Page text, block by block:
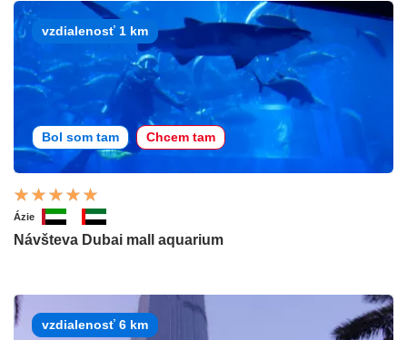
vzdialenosť 1 km
Bol som tam Chcem tam
Ázie
Návšteva Dubai mall aquarium
vzdialenosť 6 km